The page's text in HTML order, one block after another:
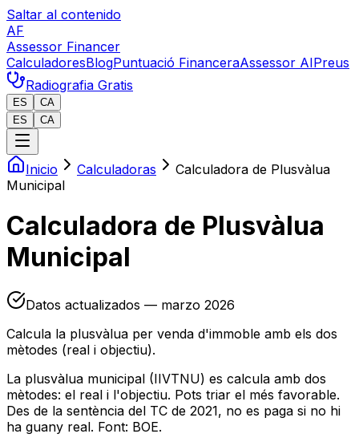
Saltar al contenido
AF
Assessor Financer
CalculadoresBlogPuntuació FinanceraAssessor AIPreus
Radiografia Gratis
ES
CA
ES
CA
Inicio Calculadoras
Calculadora de Plusvàlua
Municipal
Calculadora de Plusvàlua
Municipal
Datos actualizados — marzo 2026
Calcula la plusvàlua per venda d'immoble amb els dos
mètodes (real i objectiu).
La plusvàlua municipal (IIVTNU) es calcula amb dos
mètodes: el real i l'objectiu. Pots triar el més favorable.
Des de la sentència del TC de 2021, no es paga si no hi
ha guany real. Font: BOE.